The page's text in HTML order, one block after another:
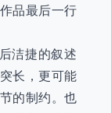
品最后一行
洁捷的叙述
长，更可能
的制约。也